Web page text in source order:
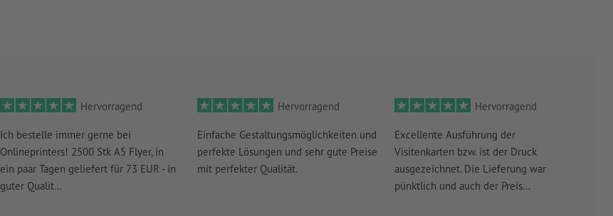
Hervorragend
Ich bestelle immer gerne bei
Onlineprinters! 2500 Stk A5 Flyer, in
ein paar Tagen geliefert für 73 EUR - in
guter Qualit...
Hervorragend
Einfache Gestaltungsmöglichkeiten und
perfekte Lösungen und sehr gute Preise
mit perfekter Qualität.
Hervorragend
Excellente Ausführung der
Visitenkarten bzw. ist der Druck
ausgezeichnet. Die Lieferung war
pünktlich und auch der Preis...